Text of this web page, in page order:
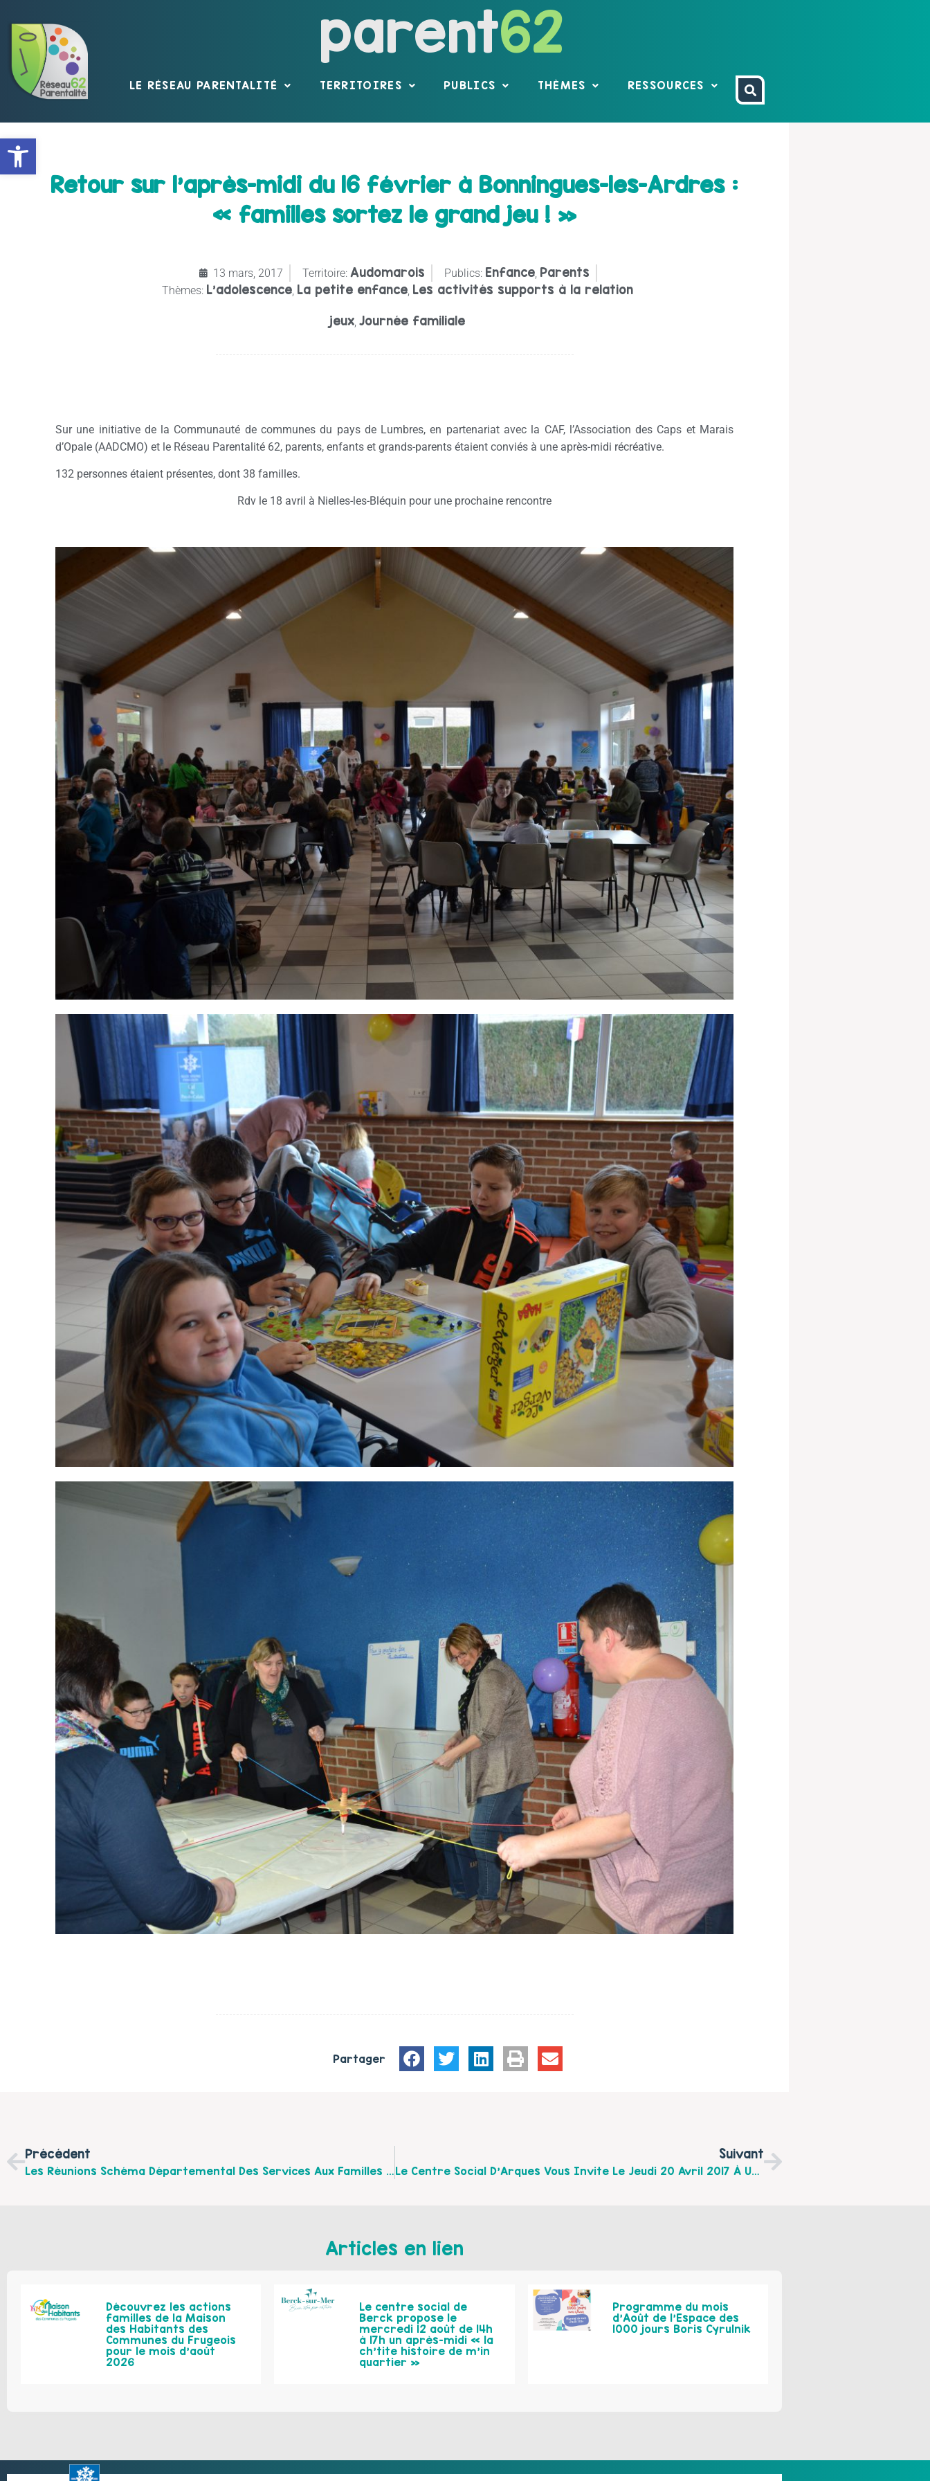
Ouvrir la barre d’outils
parent62
LE RÉSEAU PARENTALITÉ TERRITOIRES PUBLICS THÈMES RESSOURCES
Retour sur l’après-midi du 16 février à Bonningues-les-Ardres :
« familles sortez le grand jeu ! »
13 mars, 2017 Territoire: Audomarois Publics: Enfance, Parents
Thèmes: L’adolescence, La petite enfance, Les activités supports à la relation
jeux Journée familiale
Sur une initiative de la Communauté de communes du pays de Lumbres, en partenariat avec la CAF, l’Association des Caps et Marais
d’Opale (AADCMO) et le Réseau Parentalité 62, parents, enfants et grands-parents étaient conviés à une après-midi récréative.
132 personnes étaient présentes, dont 38 familles.
Rdv le 18 avril à Nielles-les-Bléquin pour une prochaine rencontre
Partager
Précédent
Les Réunions Schéma Départemental Des Services Aux Familles En Territoire En Mars-Avril 2017
Suivant
Le Centre Social D’Arques Vous Invite Le Jeudi 20 Avril 2017 À Un Théâtre-Débat : Mes Parents, Mes Écrans Et Moi !
Articles en lien
Découvrez les actions
familles de la Maison
des Habitants des
Communes du Frugeois
pour le mois d’août
2026
Le centre social de
Berck propose le
mercredi 12 août de 14h
à 17h un après-midi « la
ch’tite histoire de m’in
quartier »
Programme du mois
d’Août de l’Espace des
1000 jours Boris Cyrulnik